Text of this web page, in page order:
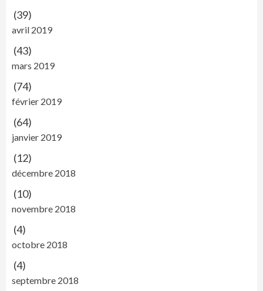
(39)
avril 2019
(43)
mars 2019
(74)
février 2019
(64)
janvier 2019
(12)
décembre 2018
(10)
novembre 2018
(4)
octobre 2018
(4)
septembre 2018